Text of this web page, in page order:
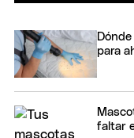
para
faltar